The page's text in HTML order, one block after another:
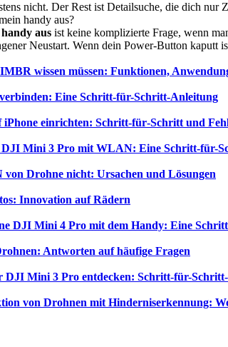
nicht. Der Rest ist Detailsuche, die dich nur
handy aus?
aus ist keine komplizierte Frage, wenn
Neustart. Wenn dein Power-Button kaputt
wissen müssen: Funktionen,
Eine Schritt-für-Schritt-Anleitung
iPhone einrichten: Schritt‑für‑Schritt und
DJI Mini 3 Pro mit WLAN: Eine Schritt-für-
Drohne nicht: Ursachen und Lösungen
Innovation auf Rädern
DJI Mini 4 Pro mit dem Handy: Eine
Antworten auf häufige Fragen
DJI Mini 3 Pro entdecken: Schritt-für-
von Drohnen mit Hinderniserkennung: